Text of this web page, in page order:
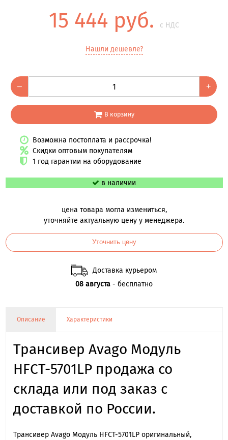
15 444 руб. с НДС
Нашли дешевле?
– +
В корзину
Возможна постоплата и рассрочка!
Скидки оптовым покупателям
1 год гарантии на оборудование
в наличии
цена товара могла измениться,
уточняйте актуальную цену у менеджера.
Уточнить цену
Доставка курьером
08 августа - бесплатно
Описание Характеристики
Трансивер Avago Модуль
HFCT-5701LP продажа со
склада или под заказ с
доставкой по России.
Трансивер Avago Модуль HFCT-5701LP оригинальный,